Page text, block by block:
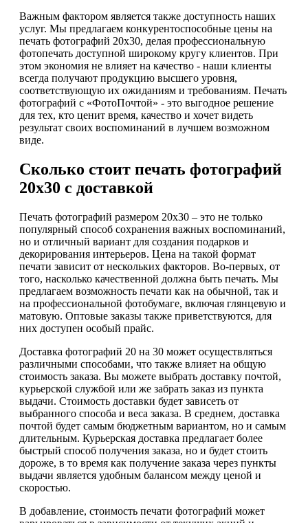
Важным фактором является также доступность наших
услуг. Мы предлагаем конкурентоспособные цены на
печать фотографий 20х30, делая профессиональную
фотопечать доступной широкому кругу клиентов. При
этом экономия не влияет на качество - наши клиенты
всегда получают продукцию высшего уровня,
соответствующую их ожиданиям и требованиям. Печать
фотографий с «ФотоПочтой» - это выгодное решение
для тех, кто ценит время, качество и хочет видеть
результат своих воспоминаний в лучшем возможном
виде.
Сколько стоит печать фотографий
20х30 с доставкой
Печать фотографий размером 20х30 – это не только
популярный способ сохранения важных воспоминаний,
но и отличный вариант для создания подарков и
декорирования интерьеров. Цена на такой формат
печати зависит от нескольких факторов. Во-первых, от
того, насколько качественной должна быть печать. Мы
предлагаем возможность печати как на обычной, так и
на профессиональной фотобумаге, включая глянцевую и
матовую. Оптовые заказы также приветствуются, для
них доступен особый прайс.
Доставка фотографий 20 на 30 может осуществляться
различными способами, что также влияет на общую
стоимость заказа. Вы можете выбрать доставку почтой,
курьерской службой или же забрать заказ из пункта
выдачи. Стоимость доставки будет зависеть от
выбранного способа и веса заказа. В среднем, доставка
почтой будет самым бюджетным вариантом, но и самым
длительным. Курьерская доставка предлагает более
быстрый способ получения заказа, но и будет стоить
дороже, в то время как получение заказа через пункты
выдачи является удобным балансом между ценой и
скоростью.
В добавление, стоимость печати фотографий может